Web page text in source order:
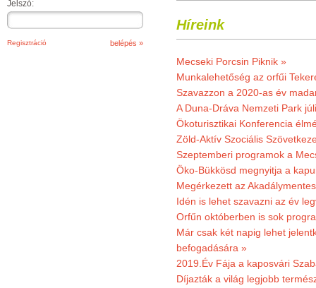
Jelszó:
Regisztráció
Híreink
Mecseki Porcsin Piknik »
Munkalehetőség az orfűi
Szavazzon a 2020-as év
A Duna-Dráva Nemzeti Park
Ökoturisztikai Konferencia
Zöld-Aktív Szociális
Szeptemberi programok a
Öko-Bükkösd megnyitja a
Megérkezett az
Idén is lehet szavazni az év
Orfűn októberben is sok
Már csak két napig lehet
befogadására »
2019.Év Fája a kaposvári
Díjazták a világ legjobb